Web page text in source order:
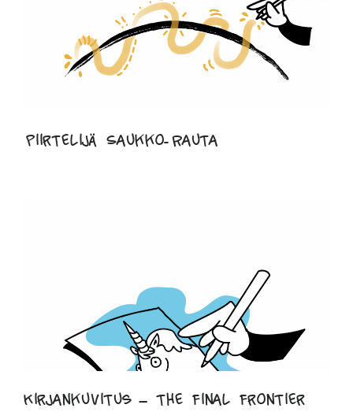
Piirtelijä Saukko-Rauta
Kirjankuvitus – the final frontier